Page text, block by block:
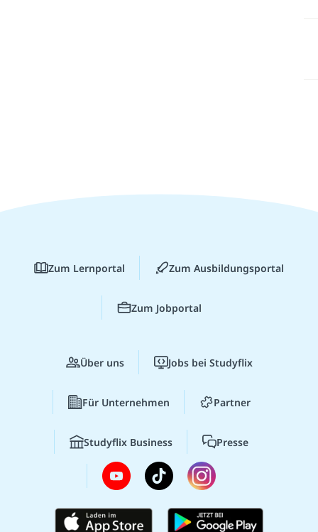
Zum Lernportal Zum Ausbildungsportal
Zum Jobportal
Über uns Jobs bei Studyflix
Für Unternehmen Partner
Studyflix Business Presse